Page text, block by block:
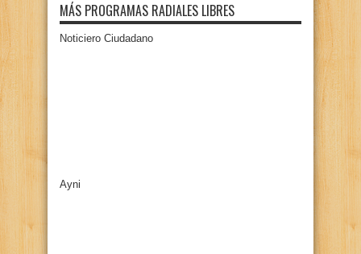
MÁS PROGRAMAS RADIALES LIBRES
Noticiero Ciudadano
Ayni